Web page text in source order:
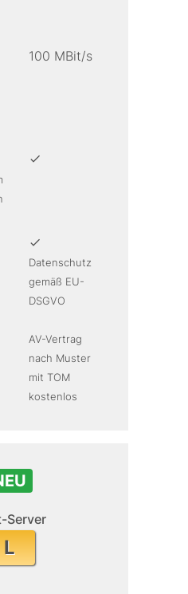
100 MBit/s
Datenschutz
gemäß EU-
DSGVO
AV-Vertrag
nach Muster
mit TOM
kostenlos
Server
L